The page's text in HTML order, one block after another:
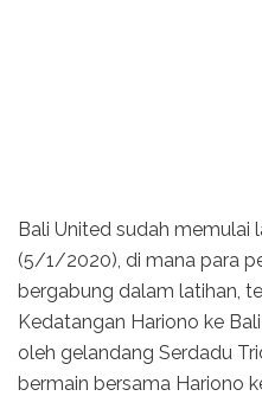
Bali United sudah memulai
(5/1/2020), di mana para
bergabung dalam latihan,
Kedatangan Hariono ke
oleh gelandang Serdadu
bermain bersama Hariono